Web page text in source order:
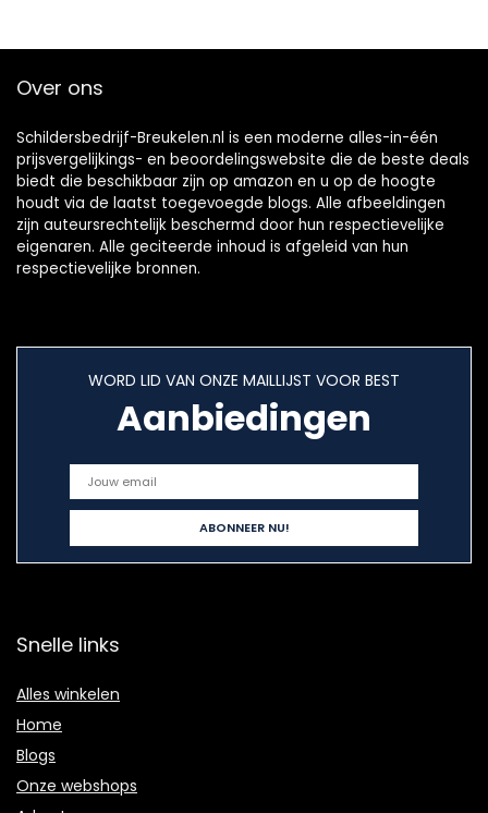
Over ons
Schildersbedrijf-Breukelen.nl is een moderne alles-in-één
prijsvergelijkings- en beoordelingswebsite die de beste deals
biedt die beschikbaar zijn op amazon en u op de hoogte
houdt via de laatst toegevoegde blogs. Alle afbeeldingen
zijn auteursrechtelijk beschermd door hun respectievelijke
eigenaren. Alle geciteerde inhoud is afgeleid van hun
respectievelijke bronnen.
WORD LID VAN ONZE MAILLIJST VOOR BEST
Aanbiedingen
Snelle links
Alles winkelen
Home
Blogs
Onze webshops